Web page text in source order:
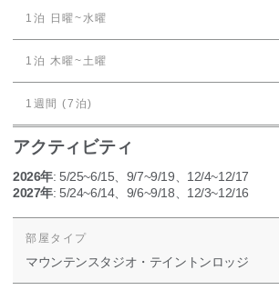
アクティビティ
2026年: 5/25~6/15、9/7~9/19、12/4~12/17
2027年: 5/24~6/14、9/6~9/18、12/3~12/16
マウンテンスタジオ・テイントンロッジ